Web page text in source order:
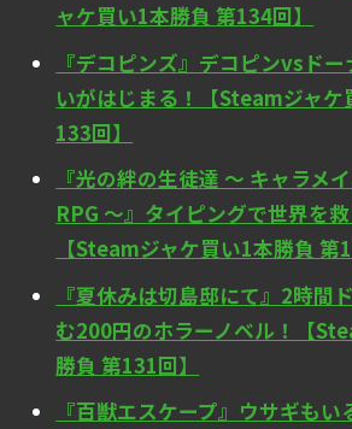
ャケ買い1本勝負 第134回】
『デコピンズ』デコピンvsド
いがはじまる！【Steamジャケ
133回】
『光の絆の生徒達 ～ キャラメ
RPG ～』タイピングで世界を救
【Steamジャケ買い1本勝負 第
『夏休みは切島邸にて』2時間
む200円のホラーノベル！【
勝負 第131回】
『百獣エスケープ』ウサギも